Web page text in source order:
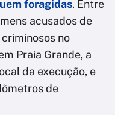
foragidas. Entre
acusados de
no
Praia Grande, a
da execução, e
de